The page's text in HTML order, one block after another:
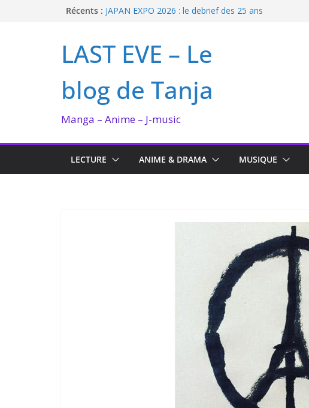
Récents : JAPAN EXPO 2026 : le debrief des 25 ans
I’m not in love de Zeniko Sumiya
Enomoto n’est pas un ange
LAST EVE – Le
blog de Tanja
Manga – Anime – J-music
LECTURE ANIME & DRAMA MUSIQUE